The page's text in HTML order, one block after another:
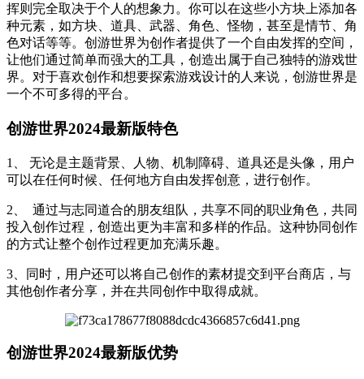
挥则完全取决于个人的想象力。你可以在这些小方块上添加各
种元素，如方块、道具、武器、角色、怪物，甚至是情节、角
色对话等等。创游世界为创作者提供了一个自由发挥的空间，
让他们通过简单而强大的工具，创造出属于自己独特的游戏世
界。对于喜欢创作和想要探索游戏设计的人来说，创游世界是
一个不可多得的平台。
创游世界2024最新版特色
1、 无论是主题背景、人物、机制障碍、道具还是头像，用户
可以在任何时候、任何地方自由发挥创意，进行创作。
2、 通过与志同道合的朋友组队，共享不同的职业角色，共同
投入创作过程，创造出更为丰富和多样的作品。这种协同创作
的方式让整个创作过程更加充满乐趣。
3、同时，用户还可以将自己创作的素材提交到平台商店，与
其他创作者分享，并在共同创作中取得成就。
创游世界2024最新版优势